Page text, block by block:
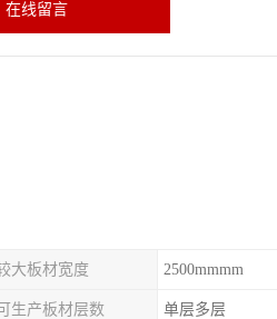
在线留言
大板材宽度 2500mmmm
生产板材层数 单层多层